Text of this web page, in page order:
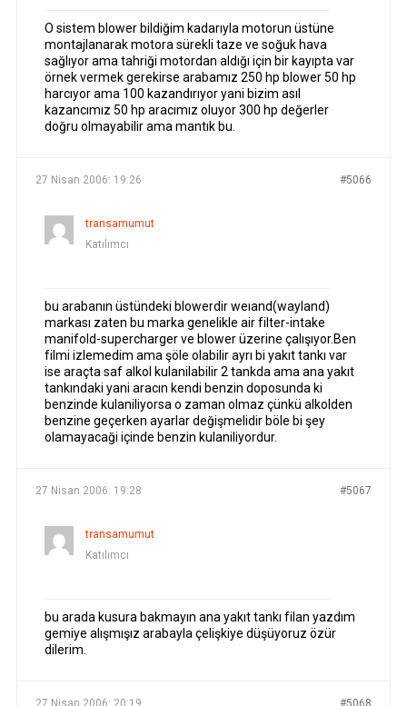
O sistem blower bildiğim kadarıyla motorun üstüne
montajlanarak motora sürekli taze ve soğuk hava
sağlıyor ama tahriği motordan aldığı için bir kayıpta var
örnek vermek gerekirse arabamız 250 hp blower 50 hp
harcıyor ama 100 kazandırıyor yani bizim asıl
kazancımız 50 hp aracımız oluyor 300 hp değerler
doğru olmayabilir ama mantık bu.
27 Nisan 2006: 19:26 #5066
transamumut
Katılımcı
bu arabanın üstündeki blowerdir weıand(wayland)
markası zaten bu marka genelikle air filter-intake
manifold-supercharger ve blower üzerine çalışıyor.Ben
filmi izlemedim ama şöle olabilir ayrı bi yakıt tankı var
ise araçta saf alkol kulanilabilir 2 tankda ama ana yakıt
tankındaki yani aracın kendi benzin doposunda ki
benzinde kulaniliyorsa o zaman olmaz çünkü alkolden
benzine geçerken ayarlar değişmelidir böle bi şey
olamayacaği içinde benzin kulaniliyordur.
27 Nisan 2006: 19:28 #5067
transamumut
Katılımcı
bu arada kusura bakmayın ana yakıt tankı filan yazdım
gemiye alışmışız arabayla çelişkiye düşüyoruz özür
dilerim.
27 Nisan 2006: 20:19 #5068